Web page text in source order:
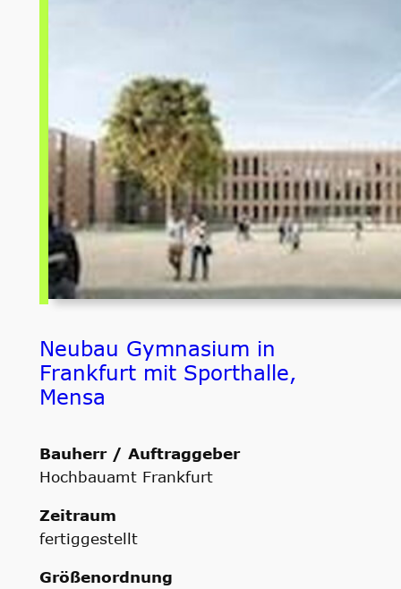
Neubau Gymnasium in
Frankfurt mit Sporthalle,
Mensa
Bauherr / Auftraggeber
Hochbauamt Frankfurt
Zeitraum
fertiggestellt
Größenordnung